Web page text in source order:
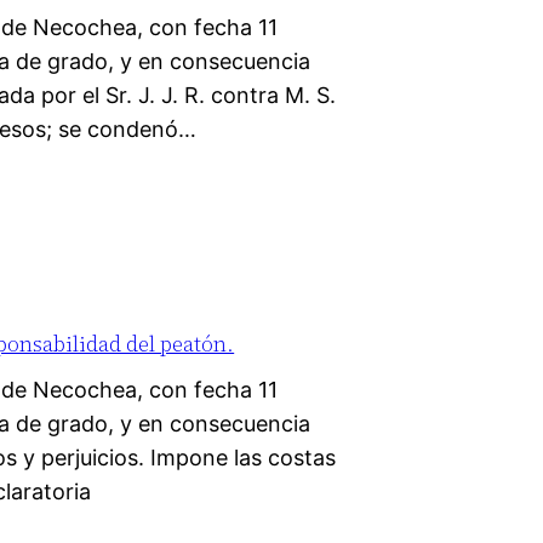
Necochea, con fecha 11
de grado, y en consecuencia
por el Sr. J. J. R. contra M. S.
se condenó…
del peatón.
Necochea, con fecha 11
de grado, y en consecuencia
y perjuicios. Impone las costas